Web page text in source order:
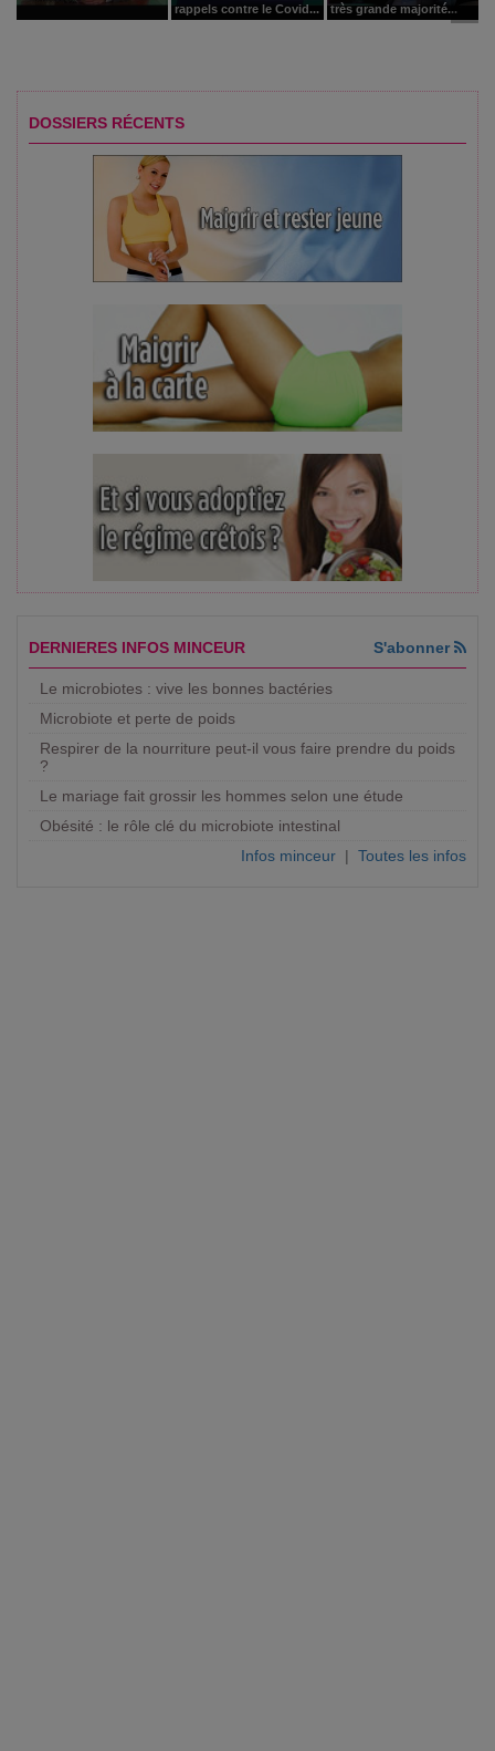
rappels contre le Covid...
très grande majorité...
DOSSIERS RÉCENTS
DERNIERES INFOS MINCEUR S'abonner
Le microbiotes : vive les bonnes bactéries
Microbiote et perte de poids
Respirer de la nourriture peut-il vous faire prendre du poids
?
Le mariage fait grossir les hommes selon une étude
Obésité : le rôle clé du microbiote intestinal
Infos minceur | Toutes les infos